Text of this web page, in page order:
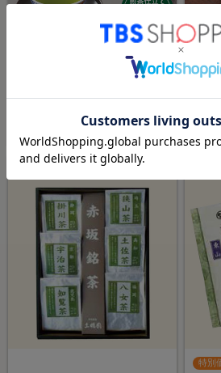
＜煎茶仕立て＞赤坂・土橋園
匠がつくる一煎入魂 掛川深蒸
¥5,119（税込）
(2)
TBSショッピングおすすめ
特別